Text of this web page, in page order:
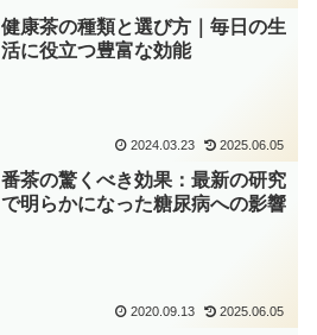
健康茶の種類と選び方｜毎日の生
活に役立つ豊富な効能
2024.03.23 2025.06.05
番茶の驚くべき効果：最新の研究
で明らかになった糖尿病への影響
2020.09.13 2025.06.05